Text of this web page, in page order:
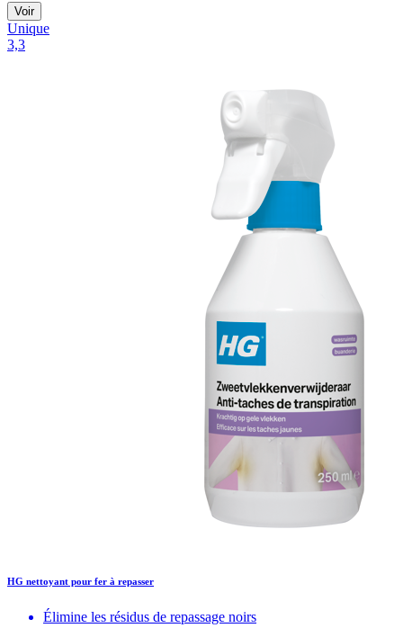
Voir
Unique
3,3
HG nettoyant pour fer à repasser
Élimine les résidus de repassage noirs